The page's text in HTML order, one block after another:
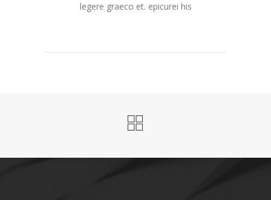
legere graeco et. epicurei his